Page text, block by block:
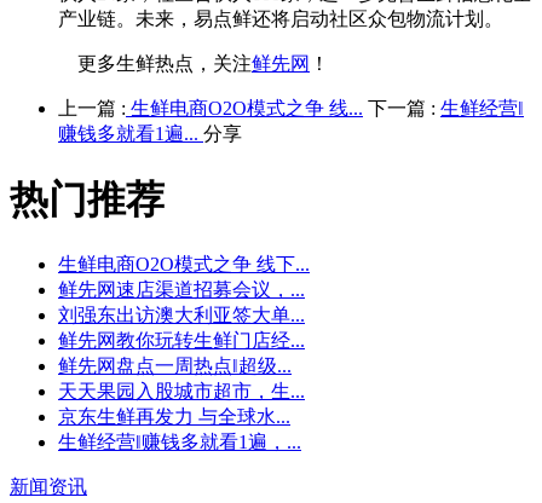
产业链。未来，易点鲜还将启动社区众包物流计划。
更多生鲜热点，关注鲜先网 ！
上一篇 : 生鲜电商O2O模式之争 线... 下一篇 : 生鲜经营‖
赚钱多就看1遍... 分享
热门推荐
生鲜电商O2O模式之争 线下...
鲜先网速店渠道招募会议，...
刘强东出访澳大利亚签大单...
鲜先网教你玩转生鲜门店经...
鲜先网盘点一周热点‖超级...
天天果园入股城市超市，生...
京东生鲜再发力 与全球水...
生鲜经营‖赚钱多就看1遍，...
新闻资讯